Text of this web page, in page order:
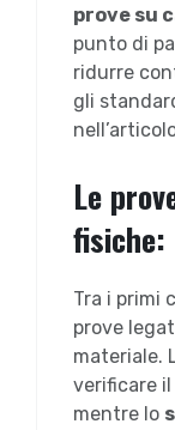
prove su
punto di
ridurre
gli
Le
Tra i primi
prove
materiale.
verificare
mentre lo